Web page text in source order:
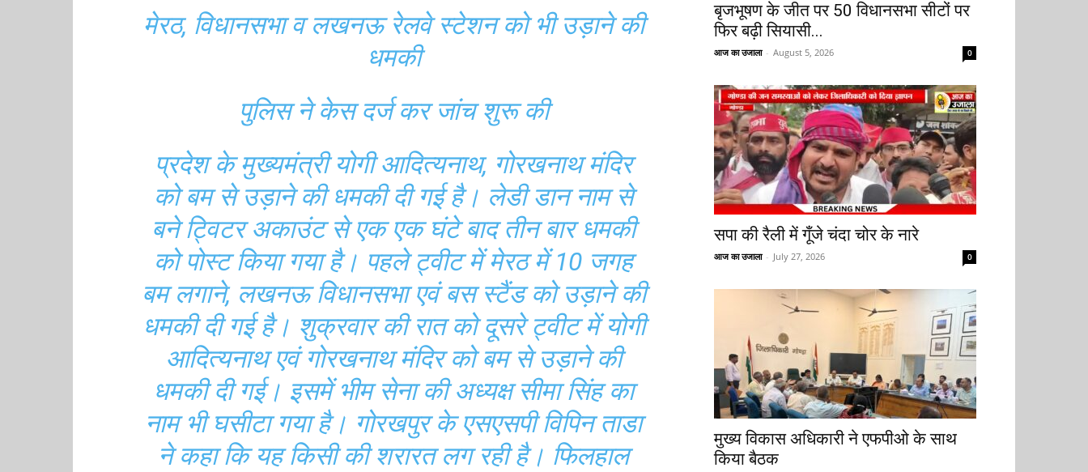
मेरठ, विधानसभा व लखनऊ रेलवे स्टेशन को भी उड़ाने की
धमकी
पुलिस ने केस दर्ज कर जांच शुरू की
प्रदेश के मुख्यमंत्री योगी आदित्यनाथ, गोरखनाथ मंदिर
को बम से उड़ाने की धमकी दी गई है। लेडी डान नाम से
बने ट्विटर अकाउंट से एक एक घंटे बाद तीन बार धमकी
को पोस्ट किया गया है। पहले ट्वीट में मेरठ में 10 जगह
बम लगाने, लखनऊ विधानसभा एवं बस स्टैंड को उड़ाने की
धमकी दी गई है। शुक्रवार की रात को दूसरे ट्वीट में योगी
आदित्यनाथ एवं गोरखनाथ मंदिर को बम से उड़ाने की
धमकी दी गई। इसमें भीम सेना की अध्यक्ष सीमा सिंह का
नाम भी घसीटा गया है। गोरखपुर के एसएसपी विपिन ताडा
ने कहा कि यह किसी की शरारत लग रही है। फिलहाल
बृजभूषण के जीत पर 50 विधानसभा सीटों पर
फिर बढ़ी सियासी...
आज का उजाला - August 5, 2026 0
सपा की रैली में गूँजे चंदा चोर के नारे
आज का उजाला - July 27, 2026 0
मुख्य विकास अधिकारी ने एफपीओ के साथ
किया बैठक